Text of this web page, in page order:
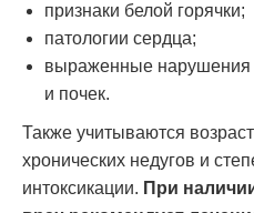
признаки белой горячки;
патологии сердца;
выраженные нарушения
и почек.
Также учитываются
хронических недугов и
интоксикации. При